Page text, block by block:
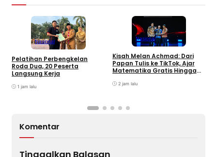
Nasional
Pelatihan Perbengkelan
Roda Dua, 20 Peserta
Langsung Kerja
1 jam lalu
Nasional
Kisah Melan Achmad: Dari
Papan Tulis ke TikTok, Ajar
Matematika Gratis Hingga
2 jam lalu
Komentar
Tinggalkan Balasan